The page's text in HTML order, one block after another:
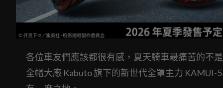
各位車友們應該都很有感，夏天騎車最痛苦的不
全帽大廠 Kabuto 旗下的新世代全罩主力